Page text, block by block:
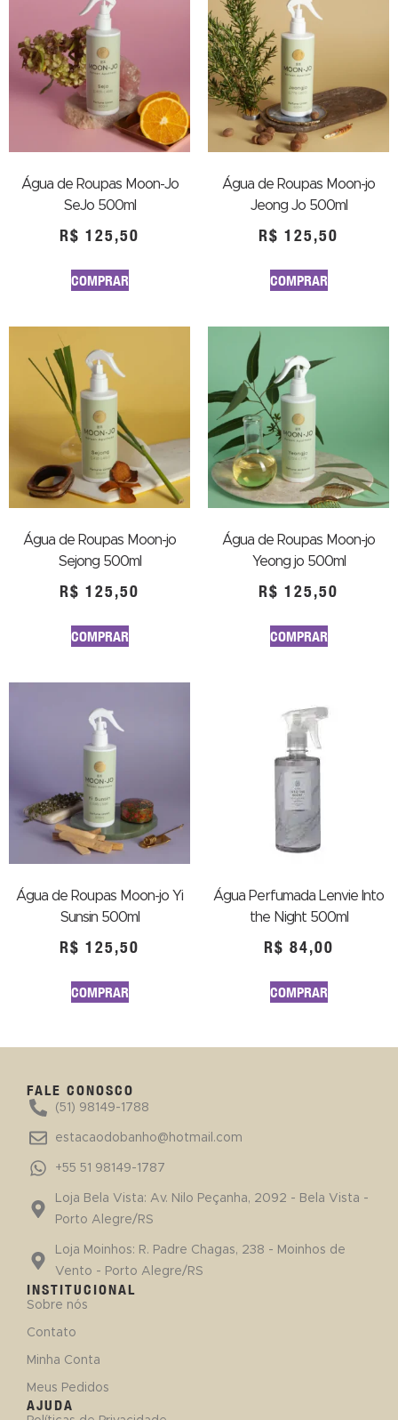
Água de Roupas Moon-Jo
SeJo 500ml
R$ 125,50
COMPRAR
Água de Roupas Moon-jo
Jeong Jo 500ml
R$ 125,50
COMPRAR
Água de Roupas Moon-jo
Sejong 500ml
R$ 125,50
COMPRAR
Água de Roupas Moon-jo
Yeong jo 500ml
R$ 125,50
COMPRAR
Água de Roupas Moon-jo Yi
Sunsin 500ml
R$ 125,50
COMPRAR
Água Perfumada Lenvie Into
the Night 500ml
R$ 84,00
COMPRAR
FALE CONOSCO
(51) 98149-1788
estacaodobanho@hotmail.com
+55 51 98149-1787
Loja Bela Vista: Av. Nilo Peçanha, 2092 - Bela Vista -
Porto Alegre/RS
Loja Moinhos: R. Padre Chagas, 238 - Moinhos de
Vento - Porto Alegre/RS
INSTITUCIONAL
Sobre nós
Contato
Minha Conta
Meus Pedidos
AJUDA